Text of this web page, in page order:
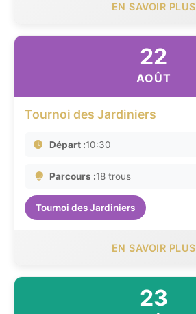
EN SAVOIR PLUS
22
AOÛT
Tournoi des Jardiniers
Départ :10:30
Parcours :18 trous
Tournoi des Jardiniers
EN SAVOIR PLUS
23